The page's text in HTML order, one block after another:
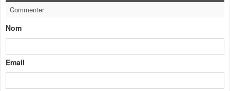
Commenter
Nom
Email